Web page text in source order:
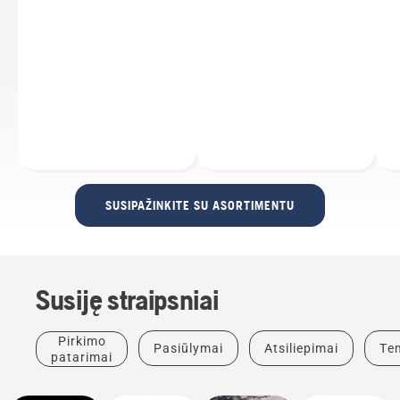
SUSIPAŽINKITE SU ASORTIMENTU
Susiję straipsniai
Pirkimo
patarimai
Pasiūlymai Atsiliepimai
„T542i
XP®“ –
pirmasis
Sprendimai
Profesionalams